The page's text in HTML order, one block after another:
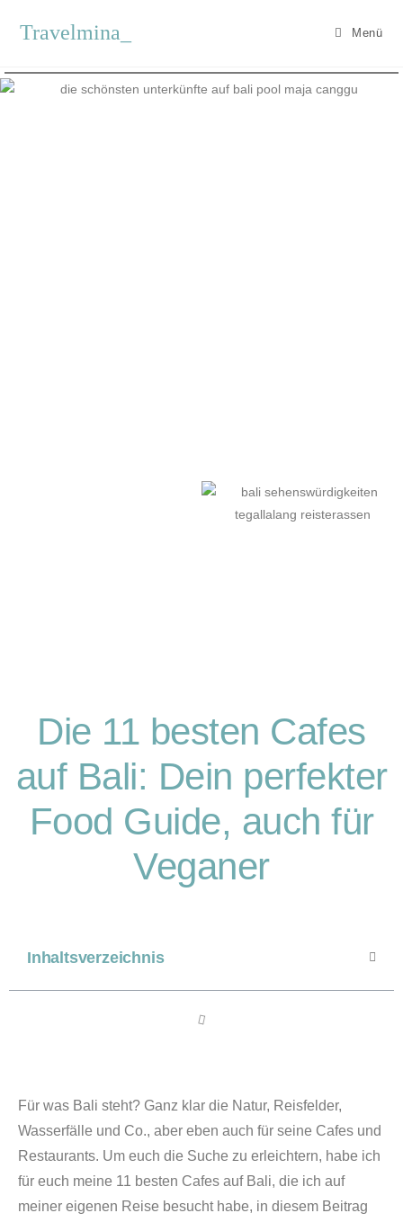
Travelmina_ Menü
Die 11 besten Cafes
auf Bali: Dein perfekter
Food Guide, auch für
Veganer
Inhaltsverzeichnis
Für was Bali steht? Ganz klar die Natur, Reisfelder,
Wasserfälle und Co., aber eben auch für seine Cafes und
Restaurants. Um euch die Suche zu erleichtern, habe ich
für euch meine 11 besten Cafes auf Bali, die ich auf
meiner eigenen Reise besucht habe, in diesem Beitrag